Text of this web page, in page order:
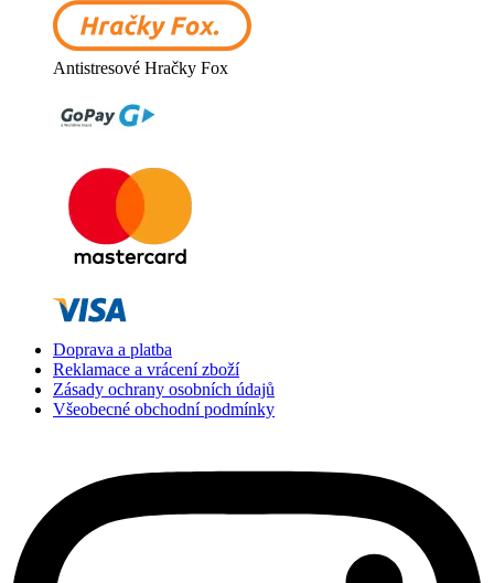
Antistresové Hračky Fox
Doprava a platba
Reklamace a vrácení zboží
Zásady ochrany osobních údajů
Všeobecné obchodní podmínky